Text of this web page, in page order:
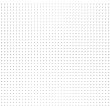
MAIL